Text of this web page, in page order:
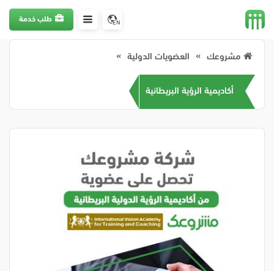
EN طلب خدمة
مشروعك العضويات الدولية
أكاديمية الرؤية البريطانية